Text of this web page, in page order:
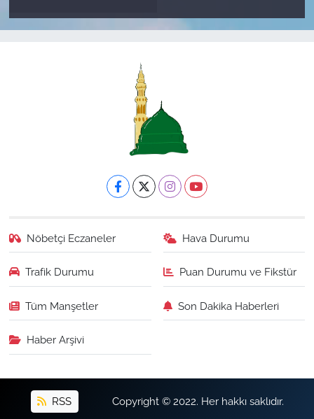
Nöbetçi Eczaneler Hava Durumu
Trafik Durumu Puan Durumu ve Fikstür
Tüm Manşetler Son Dakika Haberleri
Haber Arşivi
RSS Copyright © 2022. Her hakkı saklıdır.